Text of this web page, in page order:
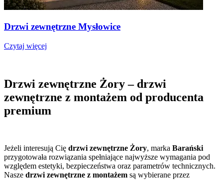
Drzwi zewnętrzne Mysłowice
Czytaj więcej
Drzwi zewnętrzne Żory – drzwi
zewnętrzne z montażem od producenta
premium
Jeżeli interesują Cię drzwi zewnętrzne Żory, marka Barański
przygotowała rozwiązania spełniające najwyższe wymagania pod
względem estetyki, bezpieczeństwa oraz parametrów technicznych.
Nasze drzwi zewnętrzne z montażem są wybierane przez